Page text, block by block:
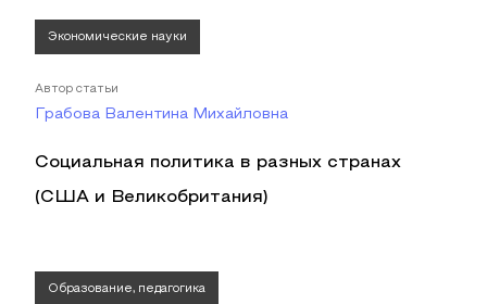
Экономические науки
Автор статьи
Грабова Валентина Михайловна
Социальная политика в разных странах
(США и Великобритания)
Образование, педагогика